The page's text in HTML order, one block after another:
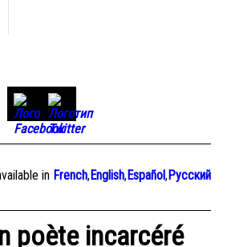
in French,English,Español,Русский
poète incarcéré